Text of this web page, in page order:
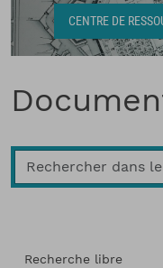
Fil
CENTRE DE
Recherche libre